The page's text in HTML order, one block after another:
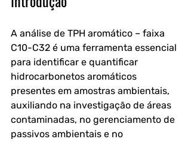
A análise de TPH aromático – faixa
C10-C32 é uma ferramenta essencial
para identificar e quantificar
hidrocarbonetos aromáticos
presentes em amostras ambientais,
auxiliando na investigação de áreas
contaminadas, no gerenciamento de
passivos ambientais e no